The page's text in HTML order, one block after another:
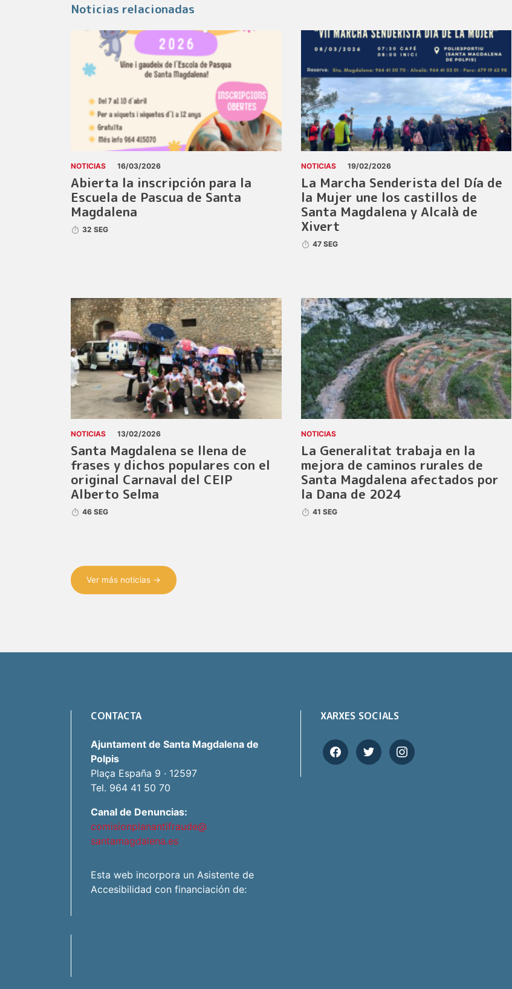
Noticias relacionadas
NOTICIAS 16/03/2026
Abierta la inscripción para la
Escuela de Pascua de Santa
Magdalena
32 SEG
NOTICIAS 19/02/2026
La Marcha Senderista del Día de
la Mujer une los castillos de
Santa Magdalena y Alcalà de
Xivert
47 SEG
NOTICIAS 13/02/2026
Santa Magdalena se llena de
frases y dichos populares con el
original Carnaval del CEIP
Alberto Selma
46 SEG
NOTICIAS
La Generalitat trabaja en la
mejora de caminos rurales de
Santa Magdalena afectados por
la Dana de 2024
41 SEG
Ver más noticias →
CONTACTA
Ajuntament de Santa Magdalena de
Polpis
Plaça España 9 · 12597
Tel. 964 41 50 70
Canal de Denuncias:
comisionplanantifraude@
santamagdalena.es
Esta web incorpora un Asistente de
Accesibilidad con financiación de:
XARXES SOCIALS
facebooktwitter instagram